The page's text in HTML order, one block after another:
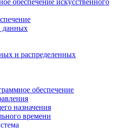
обеспечение искусственного
данных
и распределенных
обеспечение
назначения
времени